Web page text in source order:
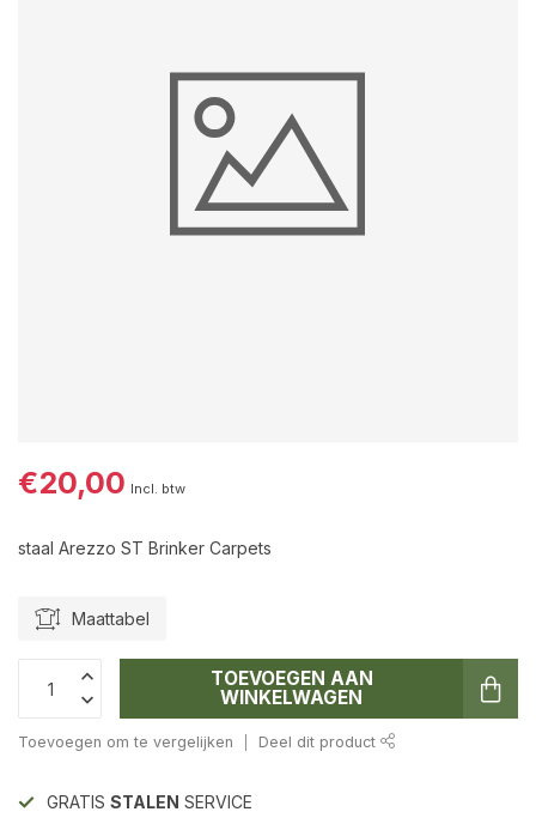
€20,00 Incl. btw
staal Arezzo ST Brinker Carpets
Maattabel
TOEVOEGEN AAN
WINKELWAGEN
Toevoegen om te vergelijken Deel dit product
GRATIS STALEN SERVICE